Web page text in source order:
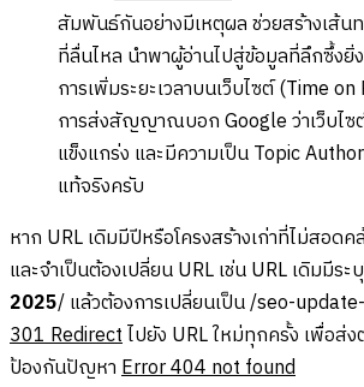
สัมพันธ์กันอย่างมีเหตุผล ช่วยสร้างเส้น
ที่ลื่นไหล นำพาผู้อ่านไปสู่ข้อมูลที่ลึกซึ้งยิ่
การเพิ่มระยะเวลาบนเว็บไซต์ (Time
การส่งสัญญาณบอก Google ว่าเว็บไซ
แข็งแกร่ง และมีความเป็น Topic
แท้จริงครับ
หาก URL เดิมมีปีหรือโครงสร้างเก่าที่ไม่สอด
และจำเป็นต้องเปลี่ยน URL เช่น URL เดิมมีร
2025/ แล้วต้องการเปลี่ยนเป็น /seo-update-
301 Redirectไปยัง URL ใหม่ทุกครั้ง เพื่อส่
ป้องกันปัญหาError 404 not found